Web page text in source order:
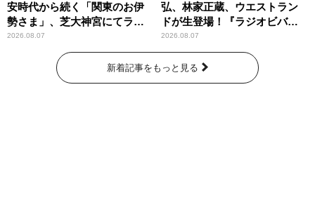
安時代から続く「関東のお伊
勢さま」、芝大神宮にてラン
パンプスが合格祈願！
2026.08.07
弘、林家正蔵、ウエストラン
ドが生登場！『ラジオビバリ
ー昼ズ』
2026.08.07
新着記事をもっと見る